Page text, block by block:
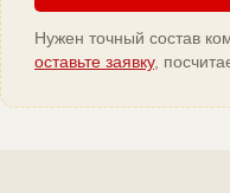
Нужен точный состав
оставьте заявку,